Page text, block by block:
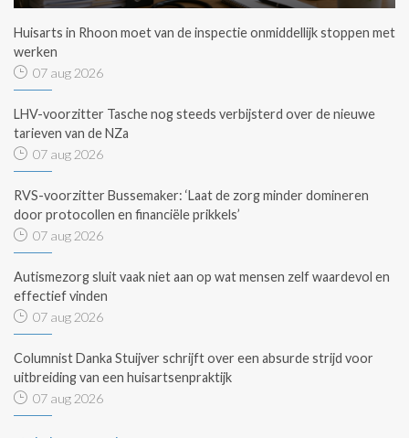
Huisarts in Rhoon moet van de inspectie onmiddellijk stoppen met
werken
07 aug 2026
LHV-voorzitter Tasche nog steeds verbijsterd over de nieuwe
tarieven van de NZa
07 aug 2026
RVS-voorzitter Bussemaker: ‘Laat de zorg minder domineren
door protocollen en financiële prikkels’
07 aug 2026
Autismezorg sluit vaak niet aan op wat mensen zelf waardevol en
effectief vinden
07 aug 2026
Columnist Danka Stuijver schrijft over een absurde strijd voor
uitbreiding van een huisartsenpraktijk
07 aug 2026